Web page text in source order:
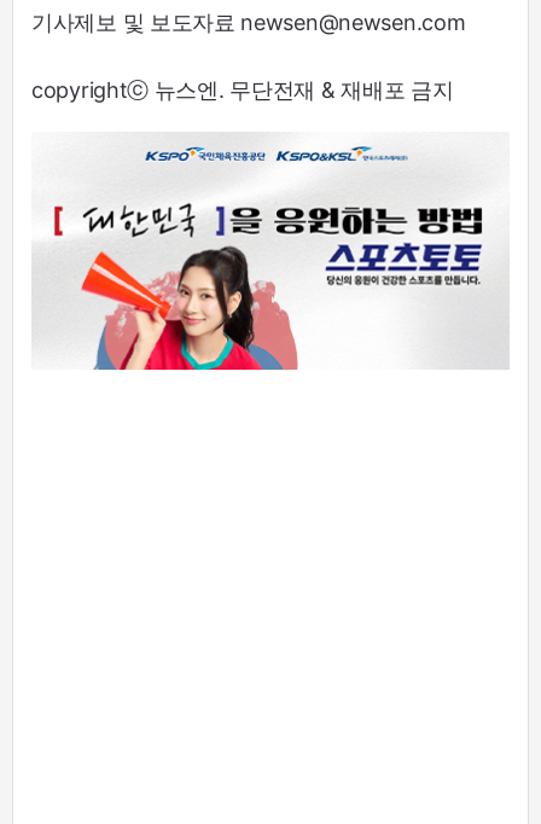
기사제보 및 보도자료 newsen@newsen.com
copyrightⓒ 뉴스엔. 무단전재 & 재배포 금지